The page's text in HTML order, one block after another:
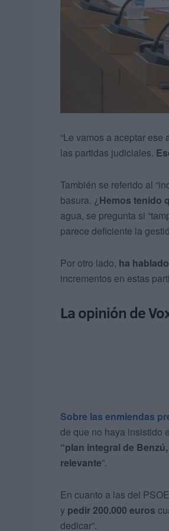
“Le vamos a aceptar
las partidas judiciales.
También se referido al
basura. ¿ Hemos tenido
agua, se pregunta si
parece deficiente la
Por otro lado, ha
incrementos en estas
La opinión de
Sobre las enmiendas
de que no haya insistido
“plan integral de
relevante”.
En cuanto a las del
y pedir 200.000 euros
dedicar”.